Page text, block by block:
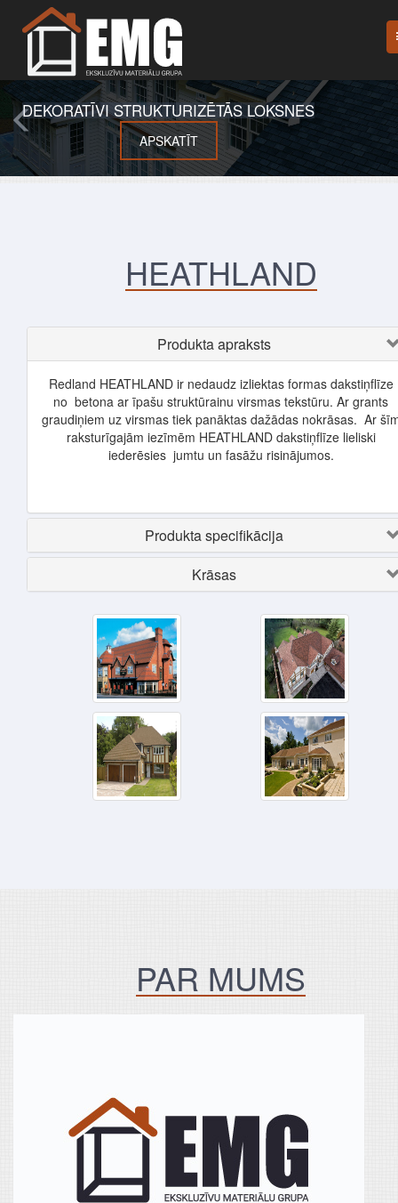
DEKORATĪVI STRUKTURIZĒTĀS LOKSNES
APSKATĪT
HEATHLAND
Produkta apraksts
Redland HEATHLAND ir nedaudz izliektas formas dakstiņflīze
no betona ar īpašu struktūrainu virsmas tekstūru. Ar grants
graudiņiem uz virsmas tiek panāktas dažādas nokrāsas. Ar
raksturīgajām iezīmēm HEATHLAND dakstiņflīze lieliski
iederēsies jumtu un fasāžu risinājumos.
Produkta specifikācija
Krāsas
PAR MUMS